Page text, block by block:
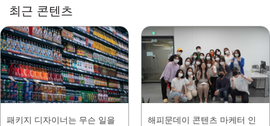
최근 콘텐츠
패키지 디자이너는 무슨 일을
해피문데이 콘텐츠 마케터 인